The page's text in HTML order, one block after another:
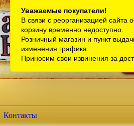
Контакты
Уважаемые покупатели!
В связи с реорганизацией сайта
корзину временно недоступно.
Розничный магазин и пункт
изменения графика.
Приносим свои извинения за